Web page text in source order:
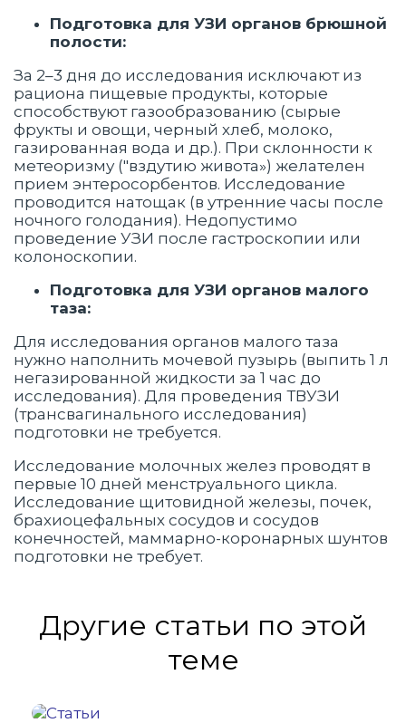
Подготовка для УЗИ органов брюшной
полости:
За 2–3 дня до исследования исключают из
рациона пищевые продукты, которые
способствуют газообразованию (сырые
фрукты и овощи, черный хлеб, молоко,
газированная вода и др.). При склонности к
метеоризму ("вздутию живота») желателен
прием энтеросорбентов. Исследование
проводится натощак (в утренние часы после
ночного голодания). Недопустимо
проведение УЗИ после гастроскопии или
колоноскопии.
Подготовка для УЗИ органов малого
таза:
Для исследования органов малого таза
нужно наполнить мочевой пузырь (выпить 1 л
негазированной жидкости за 1 час до
исследования). Для проведения ТВУЗИ
(трансвагинального исследования)
подготовки не требуется.
Исследование молочных желез проводят в
первые 10 дней менструального цикла.
Исследование щитовидной железы, почек,
брахиоцефальных сосудов и сосудов
конечностей, маммарно-коронарных шунтов
подготовки не требует.
Другие статьи по этой
теме